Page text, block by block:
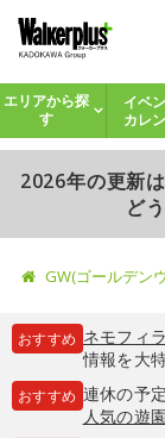
エリアから探
す
イベ
カレ
2026年の更新
ど
GW(ゴールデン
おすすめ ネモフィラ
情報を大
おすすめ 連休の予
人気の遊